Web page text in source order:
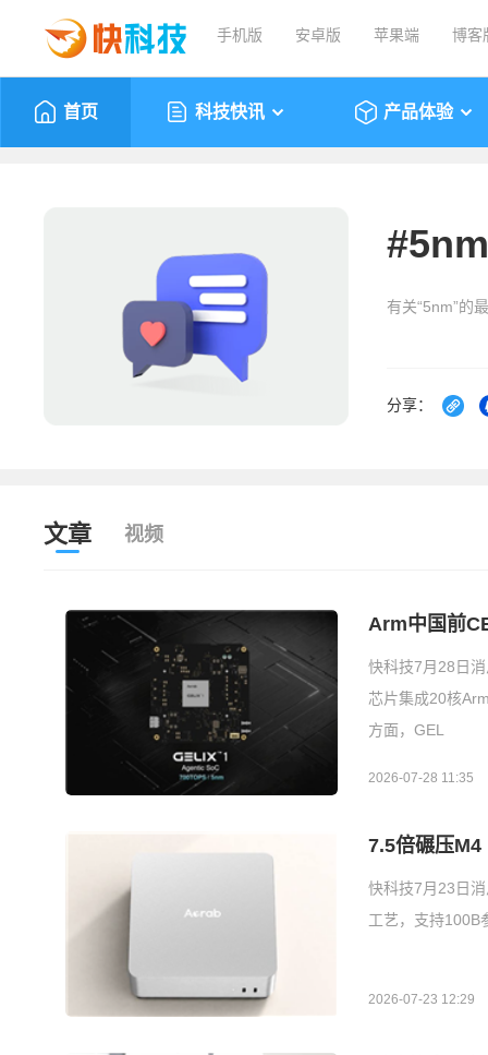
手机版 安卓版 苹果端 博客
首页 科技快讯 产品体验
#5nm
有关“5nm”的
分享：
文章 视频
Arm中国前
快科技7月28日
芯片集成20核
方面，GEL
2026-07-28 11:35
7.5倍碾压
快科技7月23日
工艺，支持100B
2026-07-23 12:29